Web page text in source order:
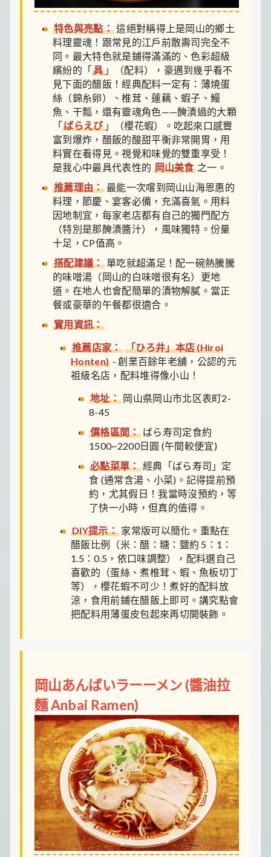
特色與亮點：這絕對稱得上是岡山的鄉土
料理靈魂！跟常見的江戶前散壽司完全不
同。最大特色就是鋪得滿滿的、色彩超級
繽紛的「具」（配料），豪邁到幾乎看不
見下面的醋飯！經典配料一定有：薄燒蛋
絲（錦糸卵）、椎茸、蓮藕、蝦子、鰻
魚、干瓢，還有靈魂角色——醃漬過的大顆
「ばらえび」（櫻花蝦）。吃起來口感豐
富到爆炸，醋飯的酸甜平衡非常開胃，用
料實在看得見。視覺和味覺的雙重享受！
是我心中最具代表性的 岡山美食之一。
推薦理由：最能一次嚐到岡山山海恩惠的
料理，節慶、宴客必備，充滿喜氣。用料
因地制宜，每家老店都有自己的獨門配方
（特別是那醃漬醬汁），風味獨特。份量
十足，CP值高。
搭配建議：單吃就超滿足！配一碗熱騰騰
的味噌湯（岡山的白味噌很有名）更地
道。在地人也會配簡單的漬物解膩。當正
餐或豪華的午餐都很適合。
實用資訊：
推薦店家： 「ひろ井」本店 (Hiroi
Honten) - 創業百餘年老舖，公認的元
祖級名店，配料堆得像小山！
地址：岡山県岡山市北区表町2-
8-45
價格區間：ばら寿司定食約
1500~2200日圓 (午間較便宜)
必點菜單：經典「ばら寿司」定
食 (通常含湯、小菜)。記得提前預
約，尤其假日！我當時沒預約，等
了快一小時，但真的值得。
DIY提示：家常版可以簡化。重點在
醋飯比例（米：醋：糖：鹽約 5：1：
1.5：0.5，依口味調整），配料選自己
喜歡的（蛋絲、煮椎茸、蝦、魚板切丁
等），櫻花蝦不可少！煮好的配料放
涼，食用前鋪在醋飯上即可。講究點會
把配料用薄蛋皮包起來再切開裝飾。
岡山あんばいラーーメン (醬油拉
麵 Anbai Ramen)